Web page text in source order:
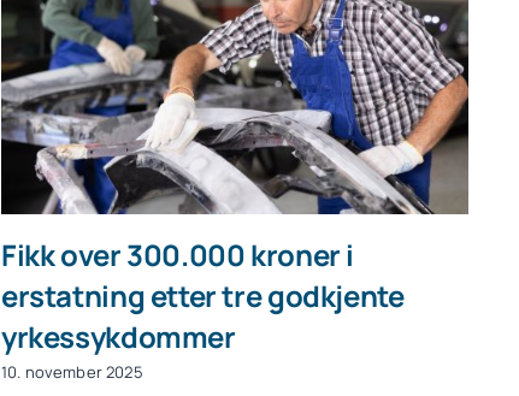
Fikk over 300.000 kroner i
erstatning etter tre godkjente
yrkessykdommer
10. november 2025